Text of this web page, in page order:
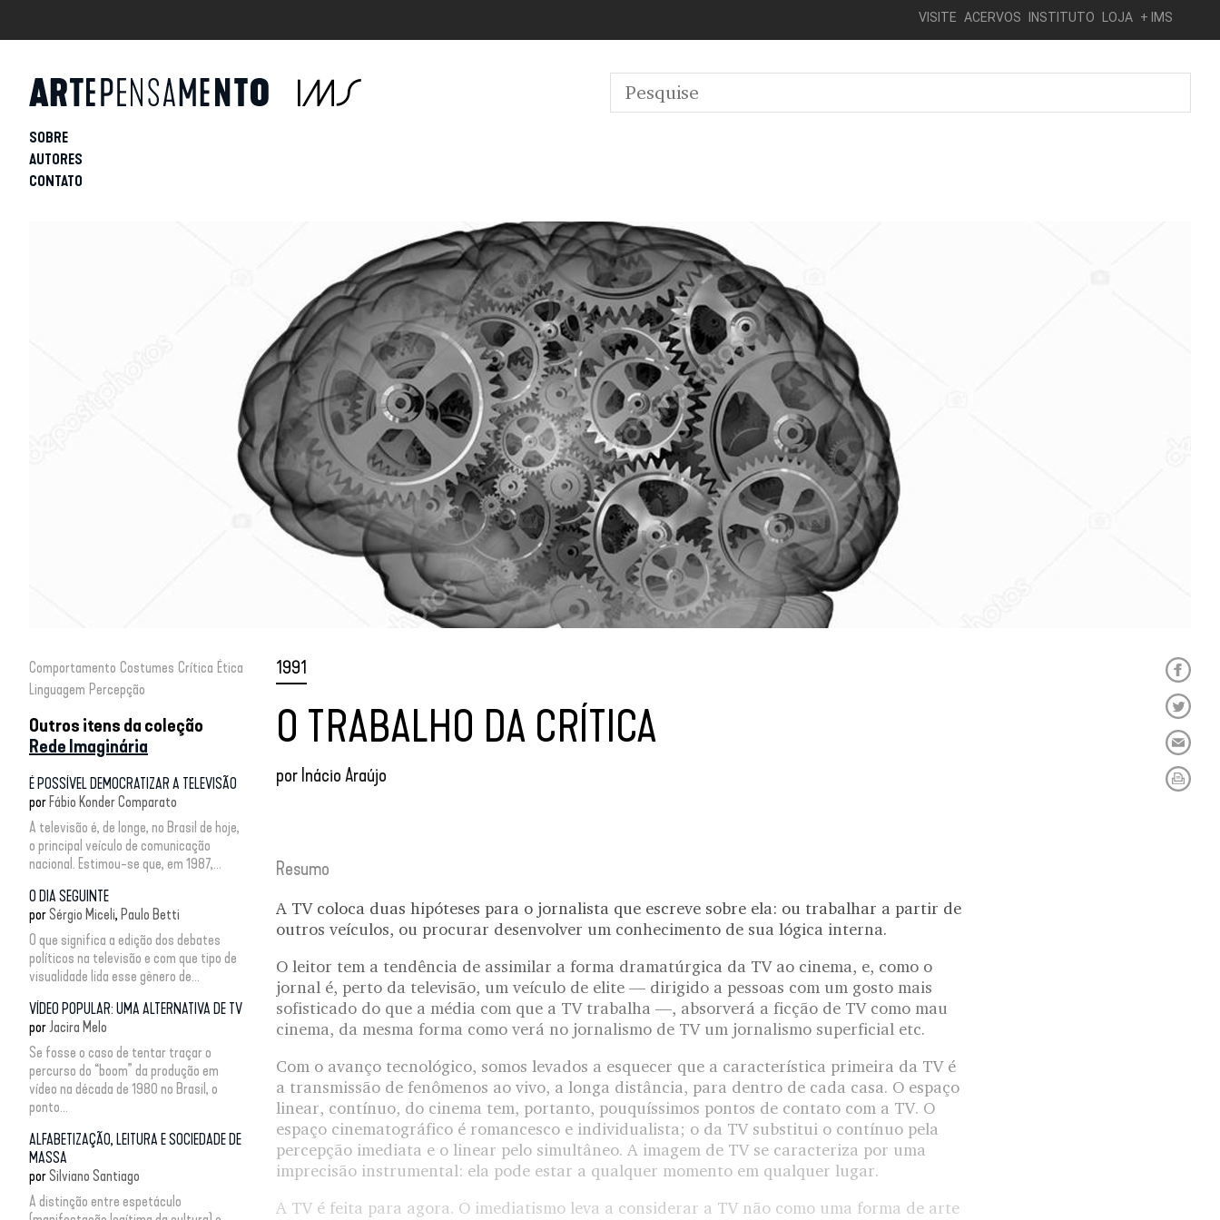
VISITE ACERVOS INSTITUTO LOJA + IMS
SOBRE
AUTORES
CONTATO
Comportamento Costumes Crítica Ética
Linguagem Percepção
Outros itens da coleção
Rede Imaginária
É POSSÍVEL DEMOCRATIZAR A TELEVISÃO
por Fábio Konder Comparato
A televisão é, de longe, no Brasil de hoje,
o principal veículo de comunicação
nacional. Estimou-se que, em 1987,...
O DIA SEGUINTE
porSérgio Miceli Paulo Betti
O que significa a edição dos debates
políticos na televisão e com que tipo de
visualidade lida esse gênero de...
VÍDEO POPULAR: UMA ALTERNATIVA DE TV
por Jacira Melo
Se fosse o caso de tentar traçar o
percurso do “boom” da produção em
vídeo na década de 1980 no Brasil, o
ponto...
ALFABETIZAÇÃO, LEITURA E SOCIEDADE DE
MASSA
porSilviano Santiago
A distinção entre espetáculo
1991
O TRABALHO DA CRÍTICA
por Inácio Araújo
Resumo
A TV coloca duas hipóteses para o jornalista que escreve sobre ela: ou trabalhar a partir de
outros veículos, ou procurar desenvolver um conhecimento de sua lógica interna.
O leitor tem a tendência de assimilar a forma dramatúrgica da TV ao cinema, e, como o
jornal é, perto da televisão, um veículo de elite — dirigido a pessoas com um gosto mais
sofisticado do que a média com que a TV trabalha —, absorverá a ficção de TV como mau
cinema, da mesma forma como verá no jornalismo de TV um jornalismo superficial etc.
Com o avanço tecnológico, somos levados a esquecer que a característica primeira da TV é
a transmissão de fenômenos ao vivo, a longa distância, para dentro de cada casa. O espaço
linear, contínuo, do cinema tem, portanto, pouquíssimos pontos de contato com a TV. O
espaço cinematográfico é romancesco e individualista; o da TV substitui o contínuo pela
percepção imediata e o linear pelo simultâneo. A imagem de TV se caracteriza por uma
imprecisão instrumental: ela pode estar a qualquer momento em qualquer lugar.
A TV é feita para agora. O imediatismo leva a considerar a TV não como uma forma de arte